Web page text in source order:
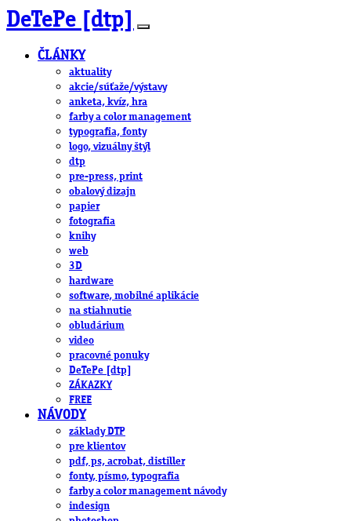
DeTePe [dtp]
ČLÁNKY
aktuality
akcie/súťaže/výstavy
anketa, kvíz, hra
farby a color management
typografia, fonty
logo, vizuálny štýl
dtp
pre-press, print
obalový dizajn
papier
fotografia
knihy
web
3D
hardware
software, mobilné aplikácie
na stiahnutie
obludárium
video
pracovné ponuky
DeTePe [dtp]
ZÁKAZKY
FREE
NÁVODY
základy DTP
pre klientov
pdf, ps, acrobat, distiller
fonty, písmo, typografia
farby a color management návody
indesign